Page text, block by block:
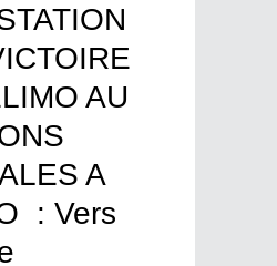
AU
A
: Vers